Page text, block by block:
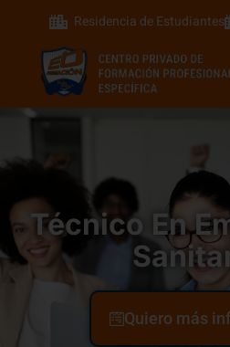
Residencia de Estudiantes
Técnico En
Quiero más